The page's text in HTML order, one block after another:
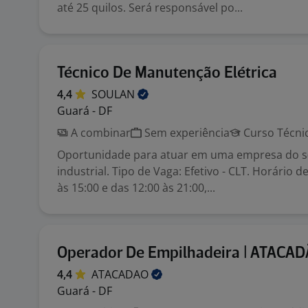
até 25 quilos. Será responsável po...
Técnico De Manutenção Elétrica
4,4
SOULAN
Guará - DF
A combinar
Sem experiência Curso
Oportunidade para atuar em uma empresa do
industrial. Tipo de Vaga: Efetivo - CLT. Horário
às 15:00 e das 12:00 às 21:00,...
Operador De Empilhadeira |
4,4
ATACADAO
Guará - DF